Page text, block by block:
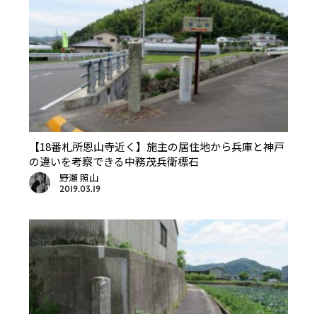
【18番札所恩山寺近く】施主の居住地から兵庫と神戸
の違いを考察できる中務茂兵衛標石
野瀬 照山
2019.03.19